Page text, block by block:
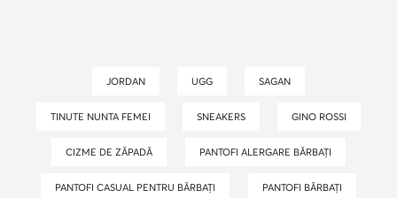
JORDAN UGG SAGAN
TINUTE NUNTA FEMEI SNEAKERS GINO ROSSI
CIZME DE ZĂPADĂ PANTOFI ALERGARE BĂRBAȚI
PANTOFI CASUAL PENTRU BĂRBAȚI PANTOFI BĂRBAȚI